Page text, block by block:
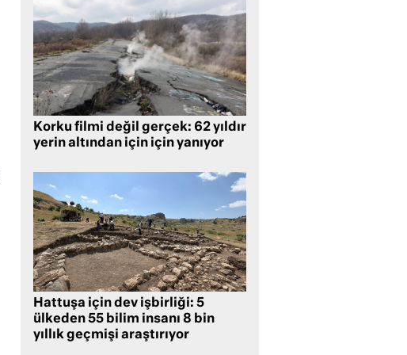
Korku filmi değil gerçek: 62 yıldır
yerin altından için için yanıyor
Hattuşa için dev işbirliği: 5
ülkeden 55 bilim insanı 8 bin
yıllık geçmişi araştırıyor